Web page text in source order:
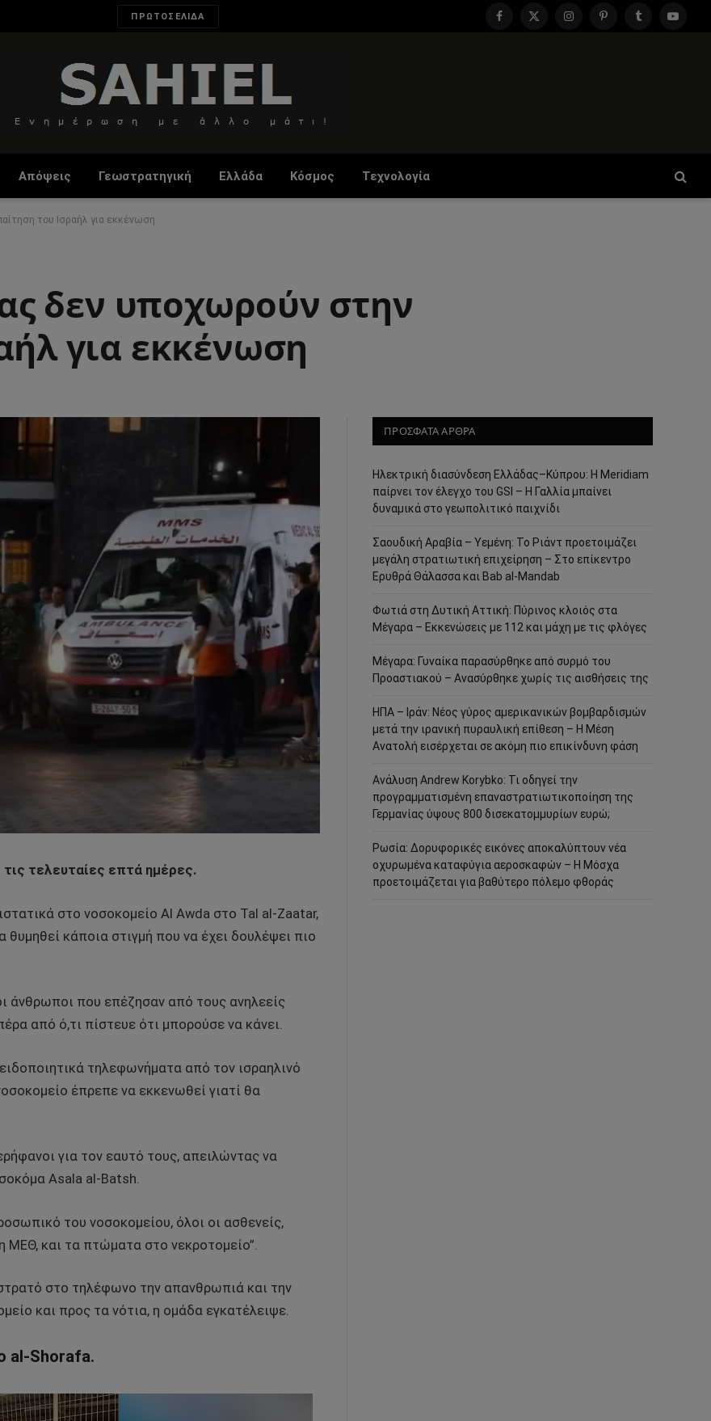
ΠΡΩΤΟΣΕΛΙΔΑ
Facebook
X
InstagramPinterestTumblr
Απόψεις Γεωστρατηγική Ελλάδα Κόσμος Τεχνολογία
του Ισραήλ για εκκένωση
δεν υποχωρούν στην
για εκκένωση
τελευταίες επτά ημέρες.
στο νοσοκομείο Al Awda στο Tal al-Zaatar,
θυμηθεί κάποια στιγμή που να έχει δουλέψει πιο
που επέζησαν από τους ανηλεείς
από ό,τι πίστευε ότι μπορούσε να κάνει.
τηλεφωνήματα από τον ισραηλινό
έπρεπε να εκκενωθεί γιατί θα
για τον εαυτό τους, απειλώντας να
Asala al-Batsh.
του νοσοκομείου, όλοι οι ασθενείς,
ΜΕΘ, και τα πτώματα στο νεκροτομείο”.
στο τηλέφωνο την απανθρωπιά και την
και προς τα νότια, η ομάδα εγκατέλειψε.
al-Shorafa.
ΠΡΟΣΦΑΤΑ ΑΡΘΡΑ
Ηλεκτρική διασύνδεση Ελλάδας–Κύπρου: Η Meridiam
παίρνει τον έλεγχο του GSI – Η Γαλλία μπαίνει
δυναμικά στο γεωπολιτικό παιχνίδι
Σαουδική Αραβία – Υεμένη: Το Ριάντ προετοιμάζει
μεγάλη στρατιωτική επιχείρηση – Στο επίκεντρο
Ερυθρά Θάλασσα και Bab al-Mandab
Φωτιά στη Δυτική Αττική: Πύρινος κλοιός στα
Μέγαρα – Εκκενώσεις με 112 και μάχη με τις φλόγες
Μέγαρα: Γυναίκα παρασύρθηκε από συρμό του
Προαστιακού – Ανασύρθηκε χωρίς τις αισθήσεις της
ΗΠΑ – Ιράν: Νέος γύρος αμερικανικών βομβαρδισμών
μετά την ιρανική πυραυλική επίθεση – Η Μέση
Ανατολή εισέρχεται σε ακόμη πιο επικίνδυνη φάση
Ανάλυση Andrew Korybko: Τι οδηγεί την
προγραμματισμένη επαναστρατιωτικοποίηση της
Γερμανίας ύψους 800 δισεκατομμυρίων ευρώ;
Ρωσία: Δορυφορικές εικόνες αποκαλύπτουν νέα
οχυρωμένα καταφύγια αεροσκαφών – Η Μόσχα
προετοιμάζεται για βαθύτερο πόλεμο φθοράς